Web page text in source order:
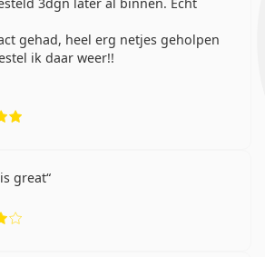
gehad, heel erg netjes geholpen
ik daar weer!!
great